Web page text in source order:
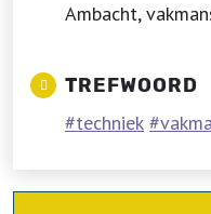
Ambacht,
TREFWOORD
techniek